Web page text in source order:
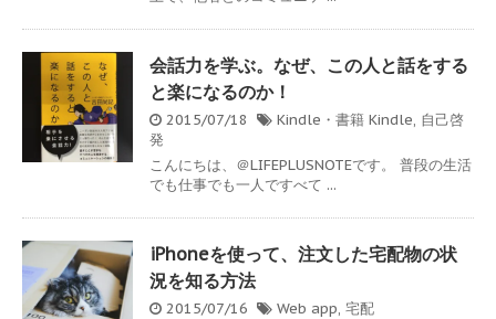
会話力を学ぶ。なぜ、この人と話をする
と楽になるのか！
2015/07/18 Kindle・書籍 Kindle, 自己啓
発
こんにちは、＠LIFEPLUSNOTEです。 普段の生活
でも仕事でも一人ですべて ...
iPhoneを使って、注文した宅配物の状
況を知る方法
2015/07/16 Web app, 宅配